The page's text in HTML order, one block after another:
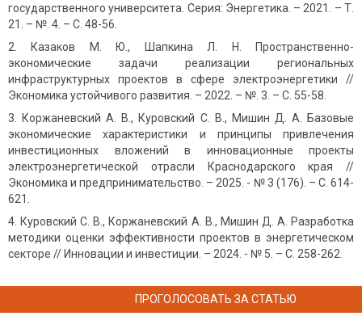
государственного университета. Серия: Энергетика. – 2021. – Т.
21. – №. 4. – С. 48-56.
Казаков М. Ю., Шапкина Л. Н. Пространственно-
экономические задачи реализации региональных
инфраструктурных проектов в сфере электроэнергетики //
Экономика устойчивого развития. – 2022. – №. 3. – С. 55-58.
Коржаневский А. В., Куровский С. В., Мишин Д. А. Базовые
экономические характеристики и принципы привлечения
инвестиционных вложений в инновационные проекты
электроэнергетической отрасли Краснодарского края //
Экономика и предпринимательство. – 2025. - № 3 (176). – С. 614-
621.
Куровский С. В., Коржаневский А. В., Мишин Д. А. Разработка
методики оценки эффективности проектов в энергетическом
секторе // Инновации и инвестиции. – 2024. - № 5. – С. 258-262.
ПРОГОЛОСОВАТЬ ЗА СТАТЬЮ